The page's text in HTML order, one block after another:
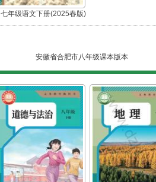
七年级语文下册(2025春版)
(部编版)
安徽省合肥市八年级课本版本